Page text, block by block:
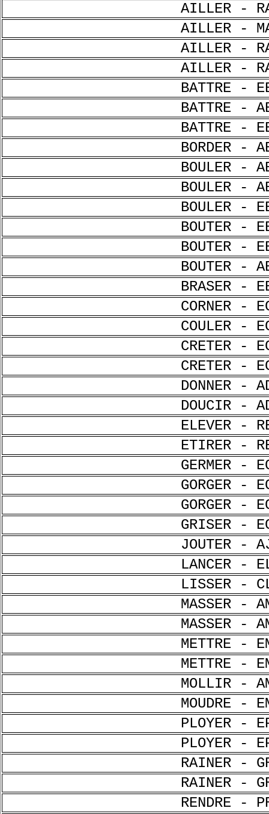
AILLER -
AILLER -
AILLER -
AILLER -
BATTRE -
BATTRE -
BATTRE -
BORDER -
BOULER -
BOULER -
BOULER -
BOUTER -
BOUTER -
BOUTER -
BRASER -
CORNER -
COULER -
CRETER -
CRETER -
DONNER -
DOUCIR -
ELEVER -
ETIRER -
GERMER -
GORGER -
GORGER -
GRISER -
JOUTER -
LANCER -
LISSER -
MASSER -
MASSER -
METTRE -
METTRE -
MOLLIR -
MOUDRE -
PLOYER -
PLOYER -
RAINER -
RAINER -
RENDRE -